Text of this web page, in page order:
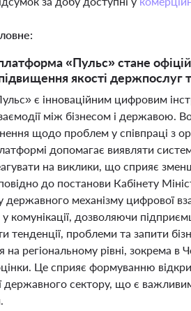
«Пульс» стане
якості держпослуг
є інноваційним цифровим
між бізнесом і державою.
щодо проблем у співпраці з
допомагає виявляти
на виклики, що сприяє
до постанови Кабінету
державного механізму цифрової
у комунікації, дозволяючи
тенденції, проблеми та запити
на регіональному рівні, зокрема
Це сприяє формуванню
державного сектору, що є